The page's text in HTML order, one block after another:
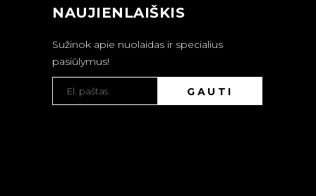
NAUJIENLAIŠKIS
Sužinok apie nuolaidas ir specialius
pasiūlymus!